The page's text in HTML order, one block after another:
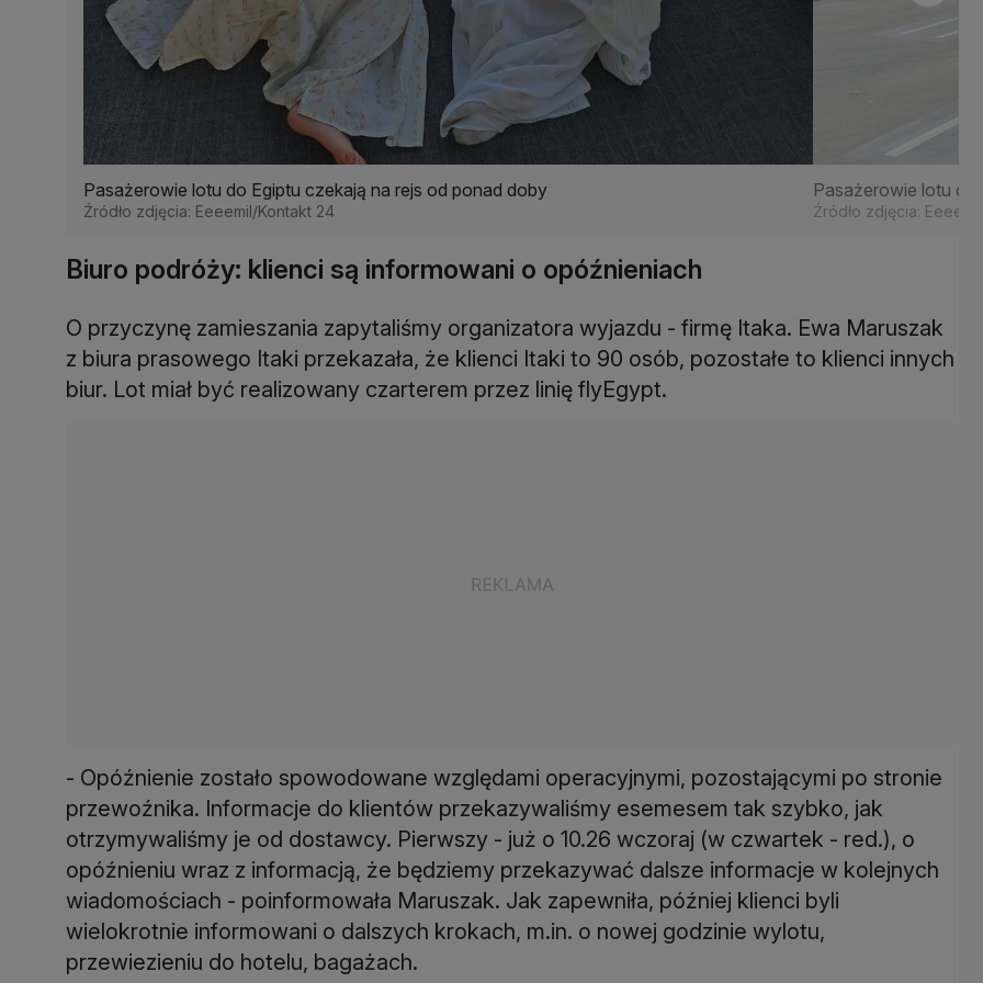
Pasażerowie lotu do Egiptu czekają na rejs od ponad doby
Źródło zdjęcia: Eeeemil/Kontakt 24
Pasażerowie lotu do
Źródło zdjęcia:
Biuro podróży: klienci są informowani o opóźnieniach
O przyczynę zamieszania zapytaliśmy organizatora wyjazdu - firmę Itaka. Ewa Maruszak
z biura prasowego Itaki przekazała, że klienci Itaki to 90 osób, pozostałe to klienci innych
biur. Lot miał być realizowany czarterem przez linię flyEgypt.
- Opóźnienie zostało spowodowane względami operacyjnymi, pozostającymi po stronie
przewoźnika. Informacje do klientów przekazywaliśmy esemesem tak szybko, jak
otrzymywaliśmy je od dostawcy. Pierwszy - już o 10.26 wczoraj (w czwartek - red.), o
opóźnieniu wraz z informacją, że będziemy przekazywać dalsze informacje w kolejnych
wiadomościach - poinformowała Maruszak. Jak zapewniła, później klienci byli
wielokrotnie informowani o dalszych krokach, m.in. o nowej godzinie wylotu,
przewiezieniu do hotelu, bagażach.